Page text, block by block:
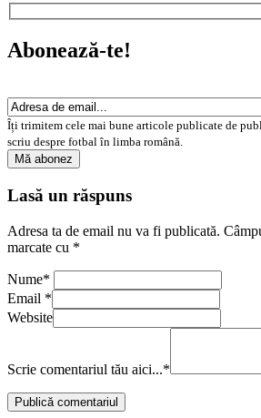
Abonează-te!
Îți trimitem cele mai bune articole publicate de
scriu despre fotbal în limba română.
Lasă un răspuns
Adresa ta de email nu va fi publicată.
marcate cu *
Nume*
Email *
Website
Scrie comentariul tău aici...*